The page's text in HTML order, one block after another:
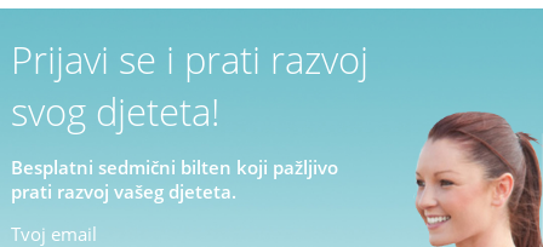
Prijavi se i prati razvoj
svog djeteta!
Besplatni sedmični bilten koji pažljivo
prati razvoj vašeg djeteta.
Tvoj email